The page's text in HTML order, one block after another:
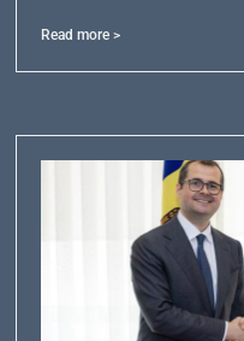
Read more >